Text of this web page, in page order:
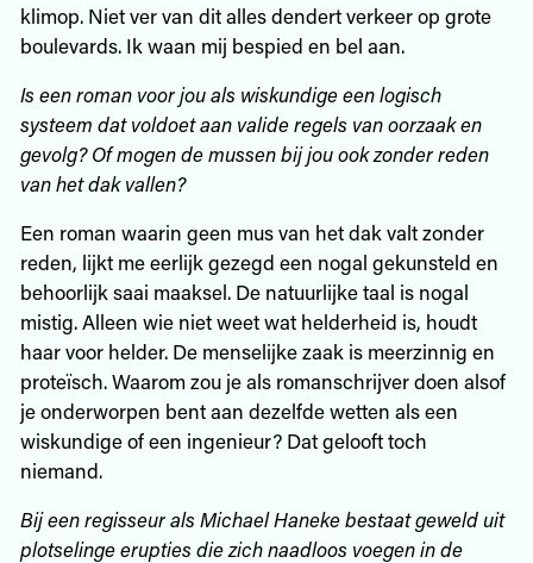
klimop. Niet ver van dit alles dendert verkeer op grote
boulevards. Ik waan mij bespied en bel aan.
Is een roman voor jou als wiskundige een logisch
systeem dat voldoet aan valide regels van oorzaak en
gevolg? Of mogen de mussen bij jou ook zonder reden
van het dak vallen?
Een roman waarin geen mus van het dak valt zonder
reden, lijkt me eerlijk gezegd een nogal gekunsteld en
behoorlijk saai maaksel. De natuurlijke taal is nogal
mistig. Alleen wie niet weet wat helderheid is, houdt
haar voor helder. De menselijke zaak is meerzinnig en
proteïsch. Waarom zou je als romanschrijver doen alsof
je onderworpen bent aan dezelfde wetten als een
wiskundige of een ingenieur? Dat gelooft toch
niemand.
Bij een regisseur als Michael Haneke bestaat geweld uit
plotselinge erupties die zich naadloos voegen in de